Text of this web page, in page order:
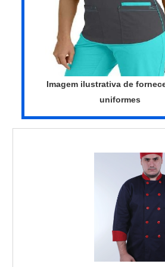
camisa polo para uniforme
Sempre de olho no
novidades em itens como
com faixa refletiva e camisa
uniforme.É uma
qualificada e
serviços, conquistas
com escritório de alta
planejada para entregas em
Tudo isso, unido a um
multidisciplinar de
e profissionais com vasta
área de atuação, garante
excelência de ponta a ponta....
deve-se buscar uma
produtos e serviços com
precisão, características
mostram o comprometimento
com seus clientes.Isso tudo é
qual a Routte é uma
pela segurança quando
empresas do segmento
profissionais. O foco é
para cada
PONTOS FORTES DA
Routte tem tudo que se
uniformes profissionais.
encontrar uma grande
portfólio, como jaquetas
para empresas e camisa
uniforme com ótima
Imagem ilustrativa de
uniformes